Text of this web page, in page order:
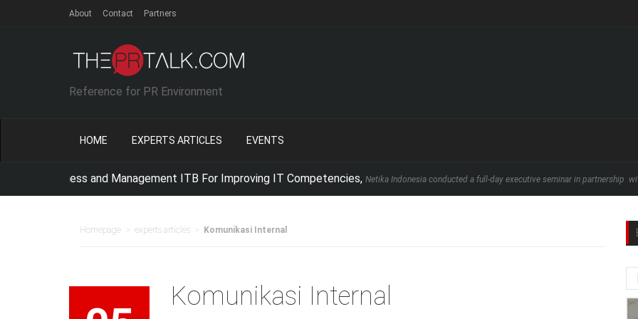
About Contact Partners
Reference for PR Environment
HOME EXPERTS ARTICLES EVENTS
and Management ITB For Improving IT Competencies,Netika Indonesia conducted a full-day executive seminar in partnership with School of
Homepage experts articles Komunikasi Internal
Komunikasi Internal